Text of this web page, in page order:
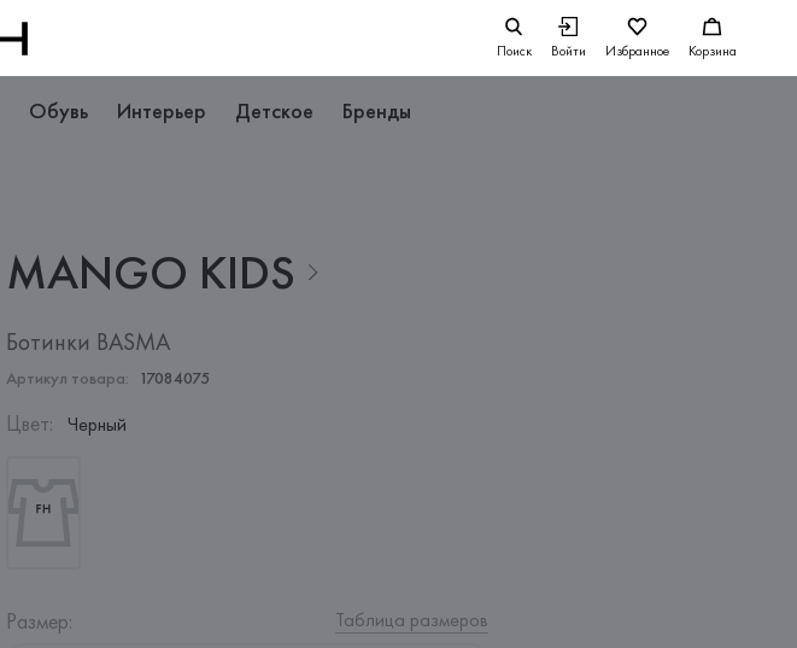
Поиск Войти Избранное Корзина
Обувь Интерьер Детское Бренды
MANGO KIDS
Ботинки BASMA
Артикул товара: 17084075
Цвет: Черный
Размер: Таблица размеров